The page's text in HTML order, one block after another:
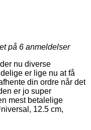
på 6 anmeldelser
nu diverse
er lige nu at få
din ordre når det
er jo super
mest betalelige
12.5 cm,